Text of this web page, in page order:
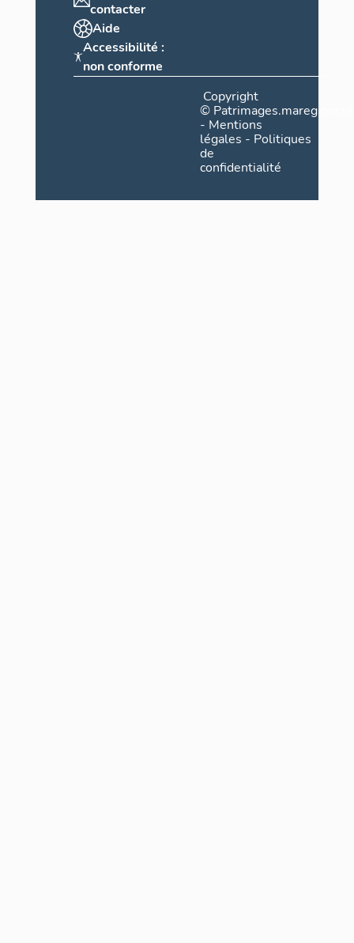
contacter
Aide
Accessibilité :
non conforme
Copyright
©
- Mentions
légales - Politiques
de
confidentialité